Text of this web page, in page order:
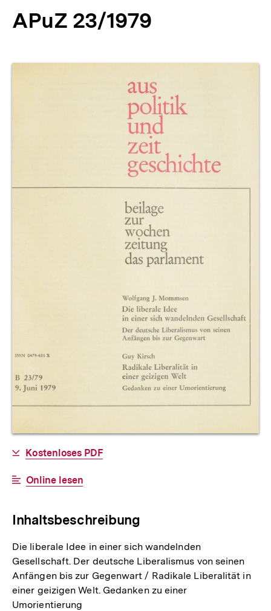
APuZ 23/1979
Allgemeine
Informationen
Download-
Kostenloses PDF
Interner
Online lesen
Inhaltsbeschreibung
Die liberale Idee in einer sich wandelnden
Gesellschaft. Der deutsche Liberalismus von seinen
Anfängen bis zur Gegenwart / Radikale Liberalität in
einer geizigen Welt. Gedanken zu einer
Umorientierung